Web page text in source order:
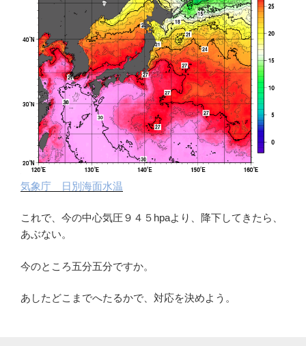
気象庁 日別海面水温
これで、今の中心気圧９４５hpaより、降下してきたら、
あぶない。
今のところ五分五分ですか。
あしたどこまでへたるかで、対応を決めよう。